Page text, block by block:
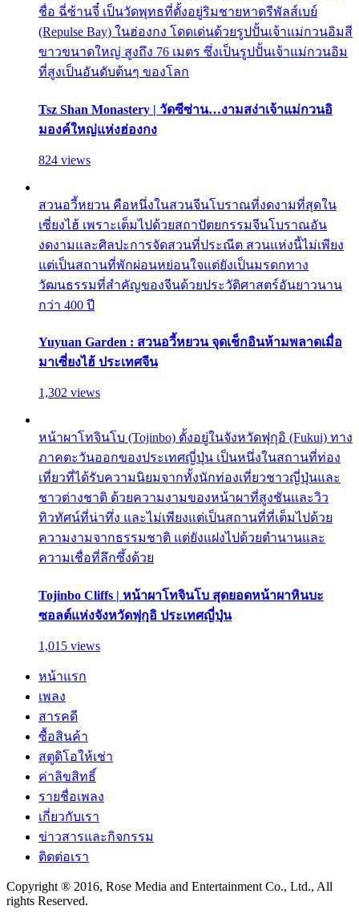
ชื่อ ฉี่ซ้านจี๋ เป็นวัดพุทธที่ตั้งอยู่ริมชายหาดรีพัลส์เบย์
(Repulse Bay) ในฮ่องกง โดดเด่นด้วยรูปปั้นเจ้าแม่กวนอิมสี
ขาวขนาดใหญ่ สูงถึง 76 เมตร ซึ่งเป็นรูปปั้นเจ้าแม่กวนอิม
ที่สูงเป็นอันดับต้นๆ ของโลก
Tsz Shan Monastery | วัดซีซ่าน…งามสง่าเจ้าแม่กวนอิ
มองค์ใหญ่แห่งฮ่องกง
824 views
สวนอวี้หยวน คือหนึ่งในสวนจีนโบราณที่งดงามที่สุดใน
เซี่ยงไฮ้ เพราะเต็มไปด้วยสถาปัตยกรรมจีนโบราณอัน
งดงามและศิลปะการจัดสวนที่ประณีต สวนแห่งนี้ไม่เพียง
แต่เป็นสถานที่พักผ่อนหย่อนใจแต่ยังเป็นมรดกทาง
วัฒนธรรมที่สำคัญของจีนด้วยประวัติศาสตร์อันยาวนาน
กว่า 400 ปี
Yuyuan Garden : สวนอวี้หยวน จุดเช็กอินห้ามพลาดเมื่อ
มาเซี่ยงไฮ้ ประเทศจีน
1,302 views
หน้าผาโทจินโบ (Tojinbo) ตั้งอยู่ในจังหวัดฟุกุอิ (Fukui) ทาง
ภาคตะวันออกของประเทศญี่ปุ่น เป็นหนึ่งในสถานที่ท่อง
เที่ยวที่ได้รับความนิยมจากทั้งนักท่องเที่ยวชาวญี่ปุ่นและ
ชาวต่างชาติ ด้วยความงามของหน้าผาที่สูงชันและวิว
ทิวทัศน์ที่น่าทึ่ง และไม่เพียงแต่เป็นสถานที่ที่เต็มไปด้วย
ความงามจากธรรมชาติ แต่ยังแฝงไปด้วยตำนานและ
ความเชื่อที่ลึกซึ้งด้วย
Tojinbo Cliffs | หน้าผาโทจินโบ สุดยอดหน้าผาหินบะ
ซอลต์แห่งจังหวัดฟุกุอิ ประเทศญี่ปุ่น
1,015 views
หน้าแรก
เพลง
สารคดี
ซื้อสินค้า
สตูดิโอให้เช่า
ค่าลิขสิทธิ์
รายชื่อเพลง
เกี่ยวกับเรา
ข่าวสารและกิจกรรม
ติดต่อเรา
Copyright ® 2016, Rose Media and Entertainment Co., Ltd., All
rights Reserved.